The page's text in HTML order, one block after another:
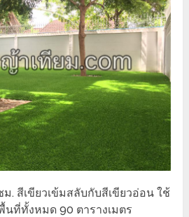
. สีเขียวเข้มสลับกับสีเขียวอ่อน ใช้
ที่ทั้งหมด 90 ตารางเมตร